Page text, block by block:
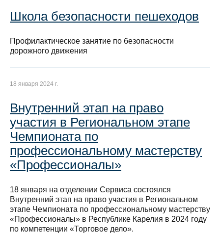
Школа безопасности пешеходов
Профилактическое занятие по безопасности
дорожного движения
18 января 2024 г.
Внутренний этап на право
участия в Региональном этапе
Чемпионата по
профессиональному мастерству
«Профессионалы»
18 января на отделении Сервиса состоялся
Внутренний этап на право участия в Региональном
этапе Чемпионата по профессиональному мастерству
«Профессионалы» в Республике Карелия в 2024 году
по компетенции «Торговое дело».